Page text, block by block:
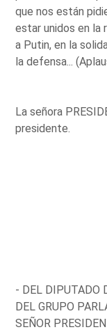
que nos están
estar unidos en la
a Putin, en la
la defensa...
La señora
presidente.
- DEL DIPUTADO
DEL GRUPO
SEÑOR